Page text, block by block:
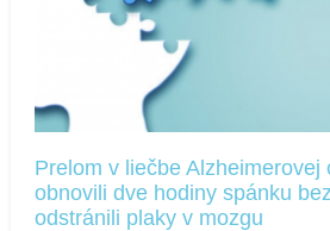
Prelom v liečbe Alzheimerovej
obnovili dve hodiny spánku
odstránili plaky v mozgu